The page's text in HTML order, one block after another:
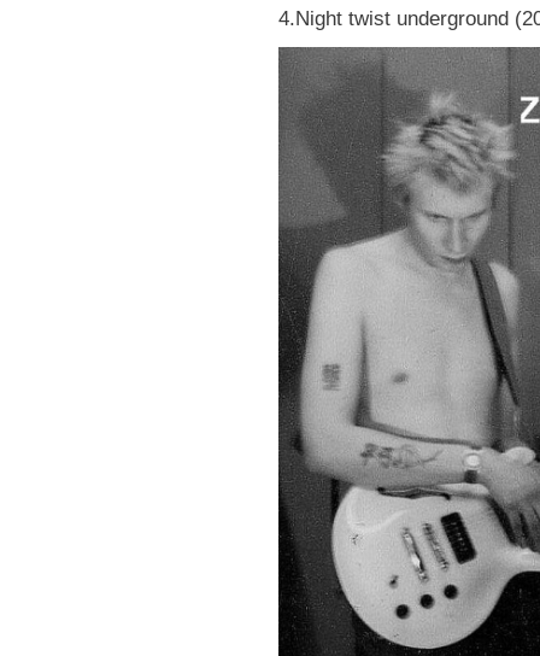
4.Night twist underground